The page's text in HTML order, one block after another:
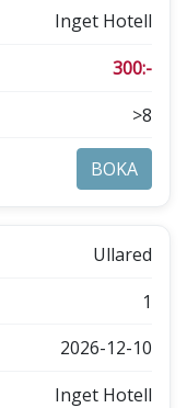
Inget Hotell
300:-
>8
BOKA
Ullared
1
2026-12-10
Inget Hotell